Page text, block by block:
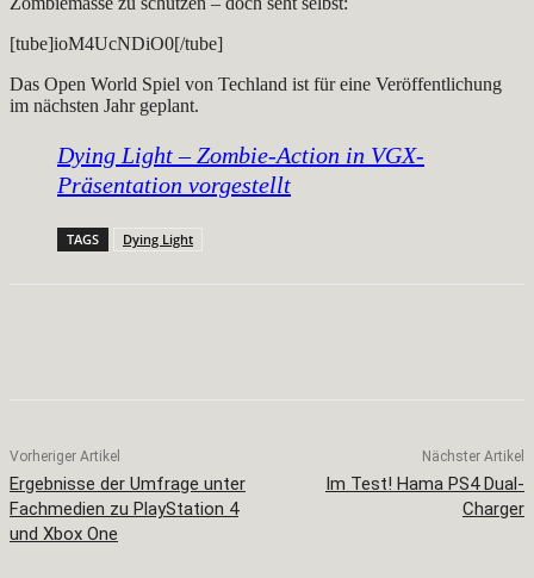
[tube]ioM4UcNDiO0[/tube]
Das Open World Spiel von Techland ist für eine Veröffentlichung
im nächsten Jahr geplant.
Dying Light – Zombie-Action in VGX-
Präsentation vorgestellt
TAGS Dying Light
Vorheriger Artikel
Ergebnisse der Umfrage unter
Fachmedien zu PlayStation 4
und Xbox One
Nächster Artikel
Im Test! Hama PS4 Dual-
Charger